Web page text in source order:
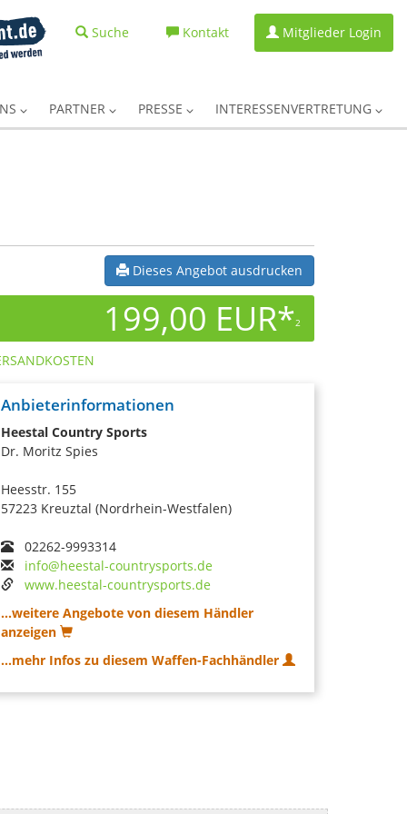
Suche Kontakt Mitglieder Login
PARTNER PRESSE INTERESSENVERTRETUNG
Dieses Angebot ausdrucken
199,00 EUR*2
Anbieterinformationen
Heestal Country Sports
Dr. Moritz Spies
Heesstr. 155
57223 Kreuztal (Nordrhein-Westfalen)
02262-9993314
info@heestal-countrysports.de
www.heestal-countrysports.de
...weitere Angebote von diesem Händler
anzeigen
...mehr Infos zu diesem Waffen-Fachhändler